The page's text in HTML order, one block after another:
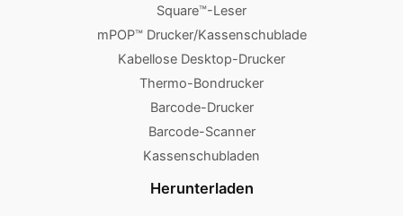
Square™-Leser
mPOP™ Drucker/Kassenschublade
Kabellose Desktop-Drucker
Thermo-Bondrucker
Barcode-Drucker
Barcode-Scanner
Kassenschubladen
Herunterladen